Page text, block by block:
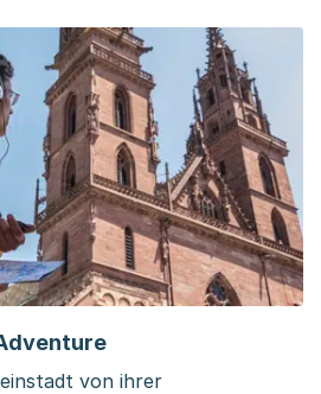
von ihrer